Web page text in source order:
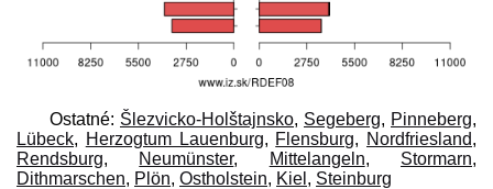
Ostatné: Šlezvicko-Holštajnsko, Segeberg, Pinneberg,
Lübeck, Herzogtum Lauenburg, Flensburg, Nordfriesland,
Rendsburg, Neumünster, Mittelangeln, Stormarn,
Dithmarschen, Plön, Ostholstein, Kiel , Steinburg